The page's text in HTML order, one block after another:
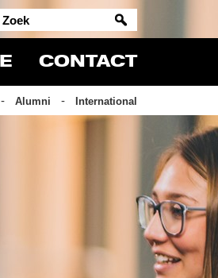
CONTACT
Alumni International